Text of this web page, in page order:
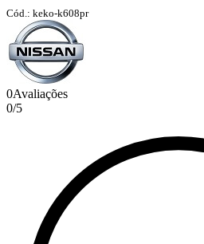
Cód.: keko-k608pr
0Avaliações
0/5